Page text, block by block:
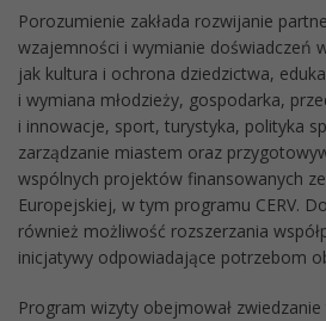
Porozumienie zakłada rozwijanie
wzajemności i wymianie doświadczeń
jak kultura i ochrona dziedzictwa,
i wymiana młodzieży, gospodarka,
i innowacje, sport, turystyka, polityka
zarządzanie miastem oraz
wspólnych projektów finansowanych
Europejskiej, w tym programu CERV.
również możliwość rozszerzania
inicjatywy odpowiadające potrzebom
Program wizyty obejmował